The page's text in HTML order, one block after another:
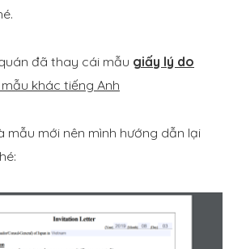
đã thay cái mẫu giấy lý do
khác tiếng Anh
mẫu mới nên mình hướng dẫn lại